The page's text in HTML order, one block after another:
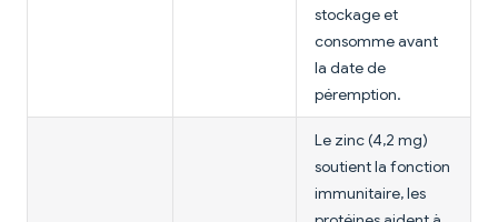
stockage et
consomme avant
la date de
péremption.
Le zinc (4,2 mg)
soutient la fonction
immunitaire, les